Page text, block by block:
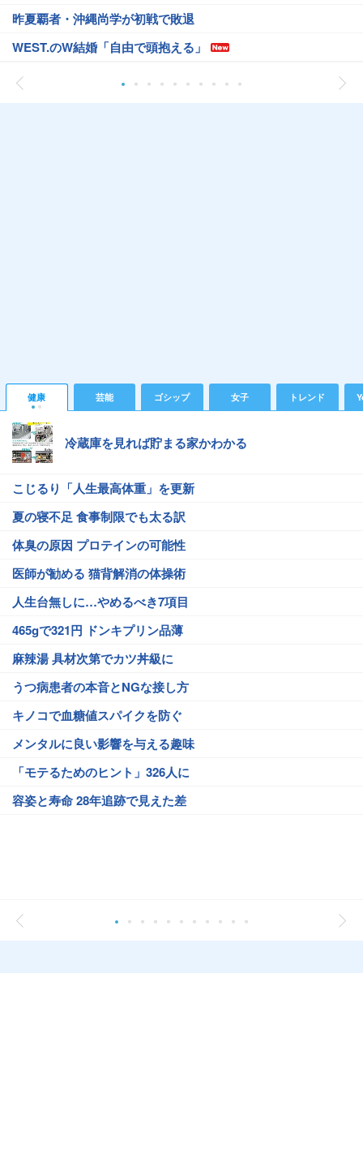
昨夏覇者・沖縄尚学が初戦で敗退
WEST.のW結婚「自由で頭抱える」
健康 芸能 ゴシップ 女子 トレンド
冷蔵庫を見れば貯まる家かわかる
こじるり「人生最高体重」を更新
夏の寝不足 食事制限でも太る訳
体臭の原因 プロテインの可能性
医師が勧める 猫背解消の体操術
人生台無しに…やめるべき7項目
465gで321円 ドンキプリン品薄
麻辣湯 具材次第でカツ丼級に
うつ病患者の本音とNGな接し方
キノコで血糖値スパイクを防ぐ
メンタルに良い影響を与える趣味
「モテるためのヒント」326人に
容姿と寿命 28年追跡で見えた差